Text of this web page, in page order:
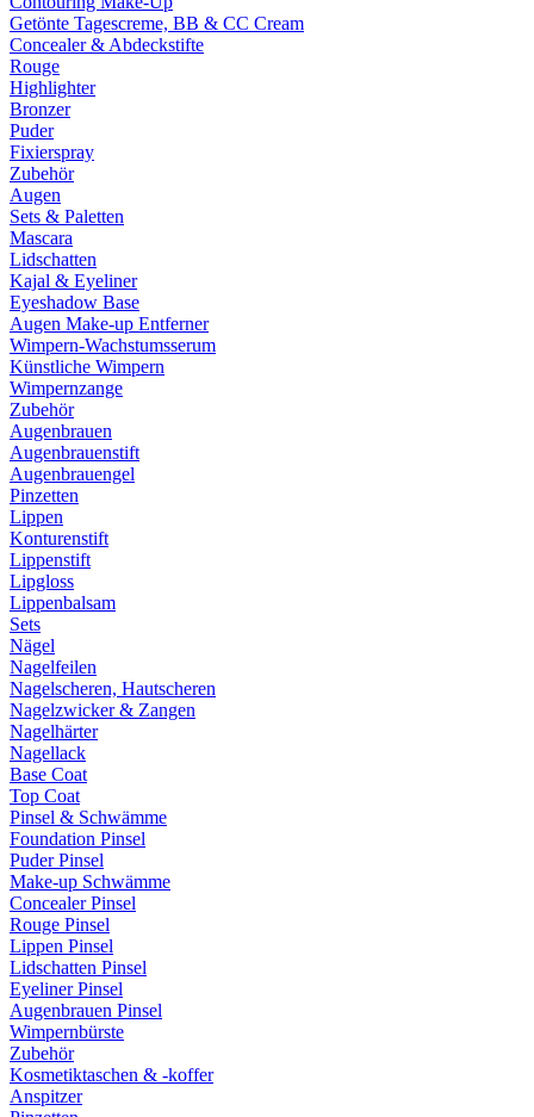
Getönte Tagescreme, BB & CC Cream
Concealer & Abdeckstifte
Rouge
Highlighter
Bronzer
Puder
Fixierspray
Zubehör
Augen
Sets & Paletten
Mascara
Lidschatten
Kajal & Eyeliner
Eyeshadow Base
Augen Make-up Entferner
Wimpern-Wachstumsserum
Künstliche Wimpern
Wimpernzange
Zubehör
Augenbrauen
Augenbrauenstift
Augenbrauengel
Pinzetten
Lippen
Konturenstift
Lippenstift
Lipgloss
Lippenbalsam
Sets
Nägel
Nagelfeilen
Nagelscheren, Hautscheren
Nagelzwicker & Zangen
Nagelhärter
Nagellack
Base Coat
Top Coat
Pinsel & Schwämme
Foundation Pinsel
Puder Pinsel
Make-up Schwämme
Concealer Pinsel
Rouge Pinsel
Lippen Pinsel
Lidschatten Pinsel
Eyeliner Pinsel
Augenbrauen Pinsel
Wimpernbürste
Zubehör
Kosmetiktaschen & -koffer
Anspitzer